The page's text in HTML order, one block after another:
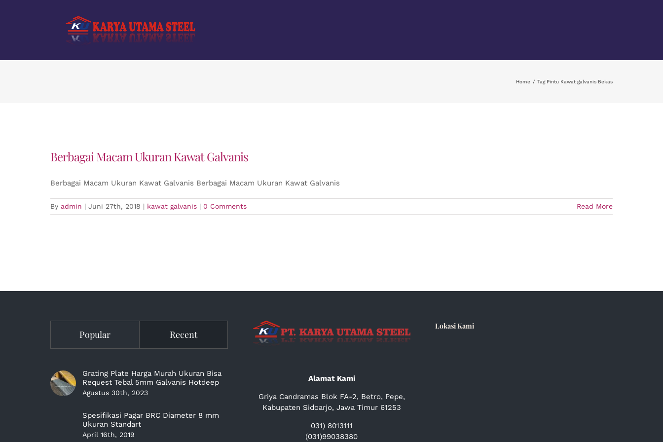
Home Tag:Pintu Kawat galvanis Bekas
Berbagai Macam Ukuran Kawat Galvanis
Berbagai Macam Ukuran Kawat Galvanis Berbagai Macam Ukuran Kawat Galvanis
By admin | Juni 27th, 2018 | kawat galvanis | 0 Comments Read More
Popular Recent
Grating Plate Harga Murah Ukuran Bisa
Request Tebal 5mm Galvanis Hotdeep
Agustus 30th, 2023
Spesifikasi Pagar BRC Diameter 8 mm
Ukuran Standart
April 16th, 2019
Alamat Kami
Griya Candramas Blok FA-2, Betro, Pepe,
Kabupaten Sidoarjo, Jawa Timur 61253
031) 8013111
(031)99038380
Lokasi Kami